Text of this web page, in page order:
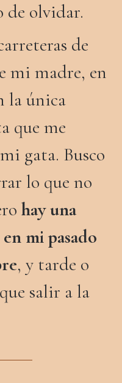
de olvidar.
de
mi madre, en
la única
que me
gata. Busco
lo que no
hay una
mi pasado
, y tarde o
salir a la